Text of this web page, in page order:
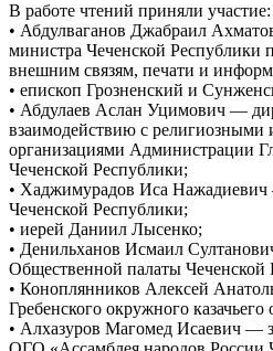
В работе чтений приняли участие:
• Абдулваганов Джабраил
министра Чеченской Республики
внешним связям, печати и
• епископ Грозненский и
• Абдулаев Аслан Уцимович —
взаимодействию с
организациями Администрации
Чеченской Республики;
• Хаджимурадов Иса Нажадиевич
Чеченской Республики;
• иерей Даниил Лысенко;
• Денильханов Исмаил
Общественной палаты Чеченской
• Коноплянников Алексей
Гребенского окружного казачьего
• Алхазуров Магомед Исаевич —